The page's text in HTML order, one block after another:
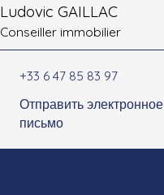
Ludovic GAILLAC
Conseiller immobilier
+33 6 47 85 83 97
Отправить электронное
письмо